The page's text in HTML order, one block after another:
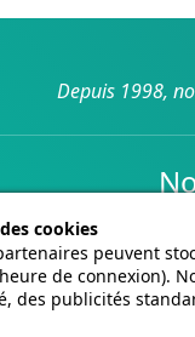
Depuis 1998,
Voiture
Moto
4x4
cookies
peuvent
de connexion).
des publicités